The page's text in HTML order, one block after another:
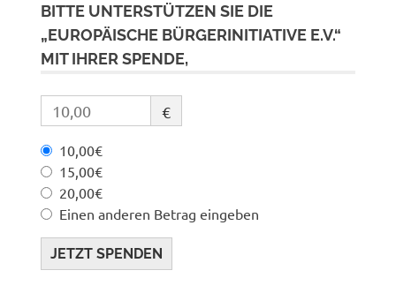
BITTE UNTERSTÜTZEN SIE DIE
„EUROPÄISCHE BÜRGERINITIATIVE E.V.“
MIT IHRER SPENDE,
€
10,00€
15,00€
20,00€
Einen anderen Betrag eingeben
JETZT SPENDEN